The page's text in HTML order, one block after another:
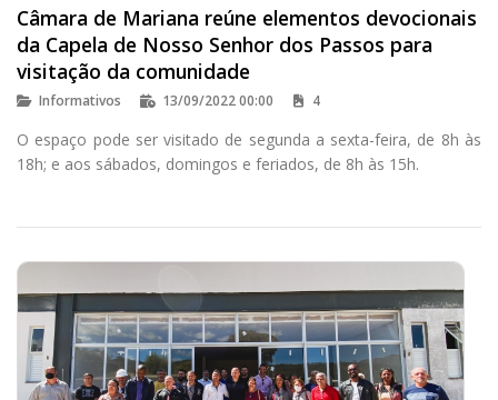
Câmara de Mariana reúne elementos devocionais
da Capela de Nosso Senhor dos Passos para
visitação da comunidade
Informativos 13/09/2022 00:00 4
O espaço pode ser visitado de segunda a sexta-feira, de 8h às
18h; e aos sábados, domingos e feriados, de 8h às 15h.